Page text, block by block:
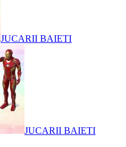
JUCARII BAIETI
JUCARII BAIETI